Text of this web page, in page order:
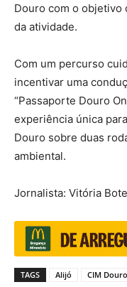
Douro com o objetivo
da atividade.
Com um percurso
incentivar uma
“Passaporte Douro
experiência única
Douro sobre duas
ambiental.
Jornalista: Vitória
TAGS Alijó CIM Douro